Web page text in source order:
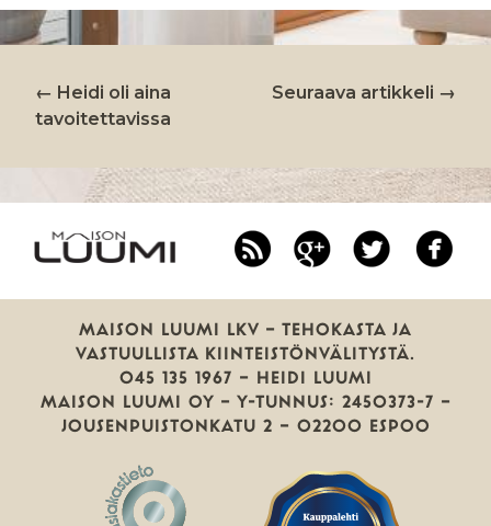
ARTIKKELIEN
SELAUS
← Heidi oli aina
tavoitettavissa
Seuraava artikkeli →
RSS
Google
Plus
Twitter
MAISON LUUMI LKV — TEHOKASTA JA
VASTUULLISTA KIINTEISTÖNVÄLITYSTÄ.
045 135 1967 — HEIDI LUUMI
MAISON LUUMI OY — Y-TUNNUS: 2450373-7 —
JOUSENPUISTONKATU 2 — 02200 ESPOO